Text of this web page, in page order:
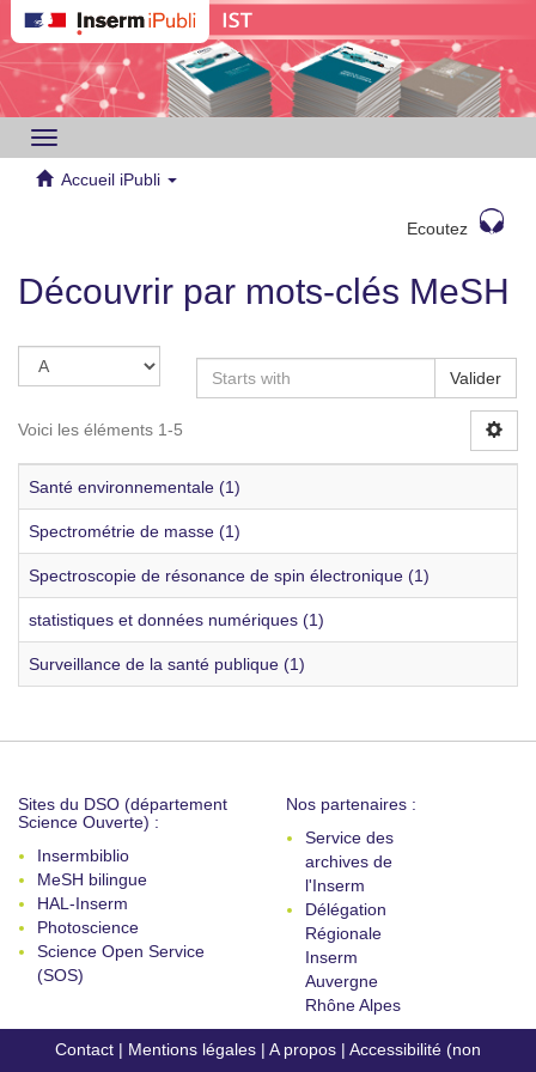
Toggle
navigation
Accueil iPubli
Ecoutez
Découvrir par mots-clés MeSH
Valider
Voici les éléments 1-5
Santé environnementale (1)
Spectrométrie de masse (1)
Spectroscopie de résonance de spin électronique (1)
statistiques et données numériques (1)
Surveillance de la santé publique (1)
Sites du DSO (département
Science Ouverte) :
Insermbiblio
MeSH bilingue
HAL-Inserm
Photoscience
Science Open Service
(SOS)
Nos partenaires :
Service des
archives de
l'Inserm
Délégation
Régionale
Inserm
Auvergne
Rhône Alpes
Contact | Mentions légales | A propos | Accessibilité (non